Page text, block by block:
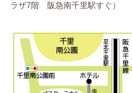
ラザ7階 阪急南千里駅すぐ）